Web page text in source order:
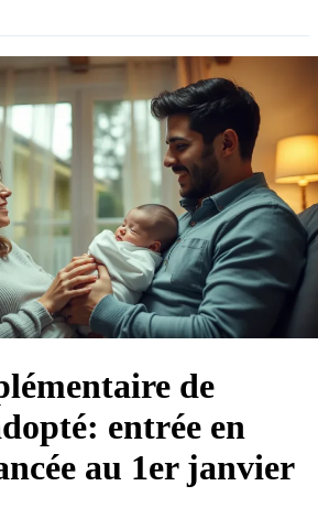
de
entrée en
au 1er janvier